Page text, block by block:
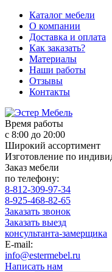
Каталог мебели
О компании
Доставка и оплата
Как заказать?
Материалы
Наши работы
Отзывы
Контакты
Время работы
с 8:00 до 20:00
Широкий ассортимент
Изготовление по
Заказ мебели
по телефону:
8-812-309-97-34
8-925-468-82-65
Заказать звонок
Заказать выезд
консультанта-замерщика
E-mail:
info@estermebel.ru
Написать нам